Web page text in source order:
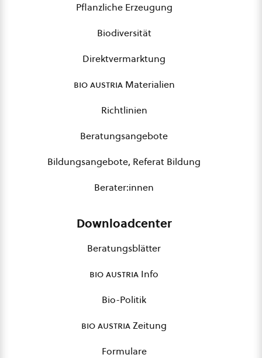
Pflanzliche Erzeugung
Biodiversität
Direktvermarktung
bio austriaMaterialien
Richtlinien
Beratungsangebote
Bildungsangebote, Referat Bildung
Berater:innen
Downloadcenter
Beratungsblätter
bio austria Info
Bio-Politik
bio austriaZeitung
Formulare